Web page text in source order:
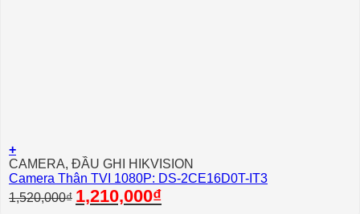
+
CAMERA, ĐẦU GHI HIKVISION
Camera Thân TVI 1080P: DS-2CE16D0T-IT3
1,520,000₫ Giá
gốc
1,210,000₫Giá
hiện